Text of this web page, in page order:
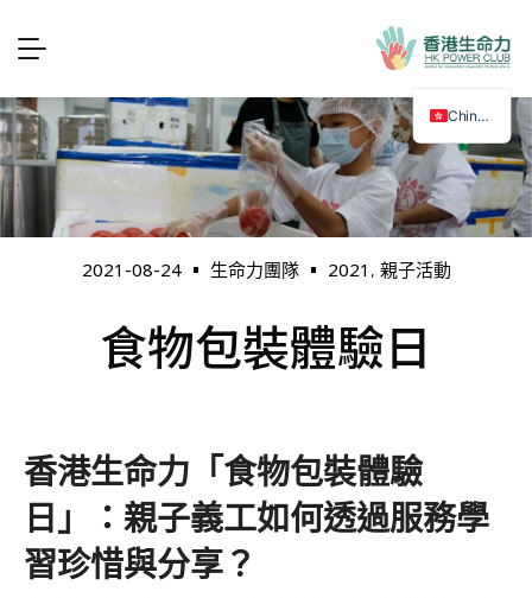
2021-08-24 生命力團隊 2021 , 親子活動
食物包裝體驗日
香港生命力「食物包裝體驗
日」：親子義工如何透過服務學
習珍惜與分享？
Chinese